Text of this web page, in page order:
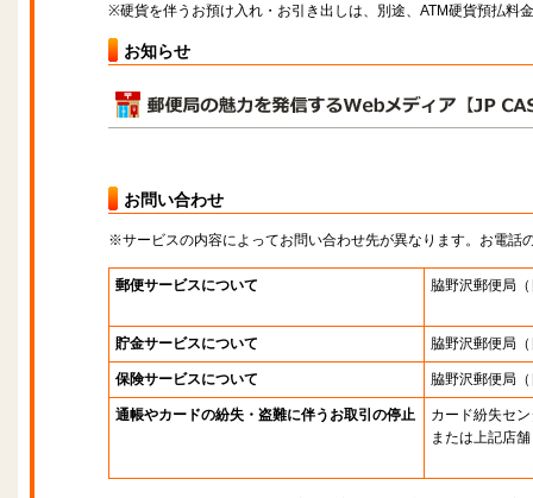
※硬貨を伴うお預け入れ・お引き出しは、別途、ATM硬貨預払料
お知らせ
お問い合わせ
※サービスの内容によってお問い合わせ先が異なります。お電話
郵便サービスについて 脇野沢郵便局
貯金サービスについて 脇野沢郵便局
保険サービスについて 脇野沢郵便局
通帳やカードの紛失・盗難に伴うお取引の停止
カード紛失セ
または上記店舗